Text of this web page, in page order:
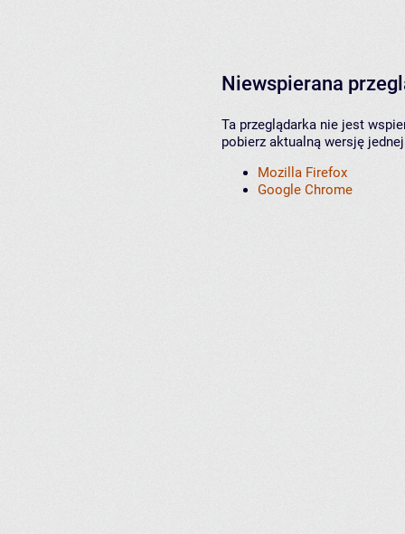
Niewspierana
Ta przeglądarka nie jest
pobierz aktualną wersję
Mozilla Firefox
Google Chrome